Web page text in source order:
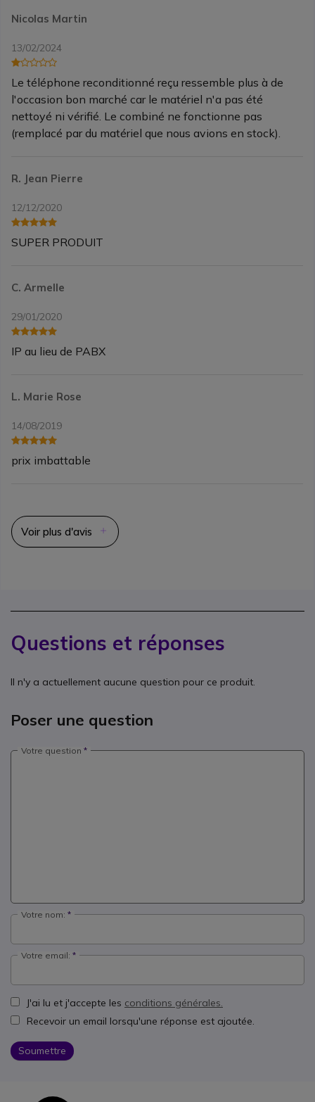
Nicolas Martin
13/02/2024
Le téléphone reconditionné reçu ressemble plus à de
l'occasion bon marché car le matériel n'a pas été
nettoyé ni vérifié. Le combiné ne fonctionne pas
(remplacé par du matériel que nous avions en stock).
R. Jean Pierre
12/12/2020
SUPER PRODUIT
C. Armelle
29/01/2020
IP au lieu de PABX
L. Marie Rose
14/08/2019
prix imbattable
Voir plus d'avis
Questions et réponses
Il n'y a actuellement aucune question pour ce produit.
Poser une question
Votre question
Votre nom:
Votre email:
J'ai lu et j'accepte les conditions générales.
Recevoir un email lorsqu'une réponse est ajoutée.
Soumettre